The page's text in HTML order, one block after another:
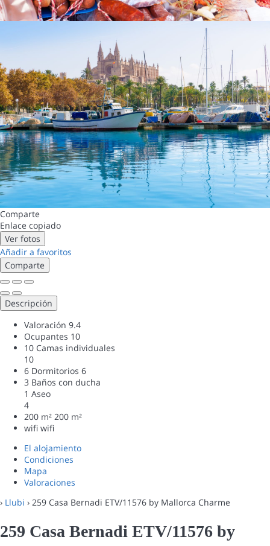
Comparte
Enlace copiado
Ver fotos
Añadir a favoritos
Comparte
Descripción
Valoración 9.4
Ocupantes 10
10 Camas individuales
10
6 Dormitorios 6
3 Baños con ducha
1 Aseo
4
200 m² 200 m²
wifi wifi
El alojamiento
Condiciones
Mapa
Valoraciones
› Llubi › 259 Casa Bernadi ETV/11576 by Mallorca Charme
259 Casa Bernadi ETV/11576 by